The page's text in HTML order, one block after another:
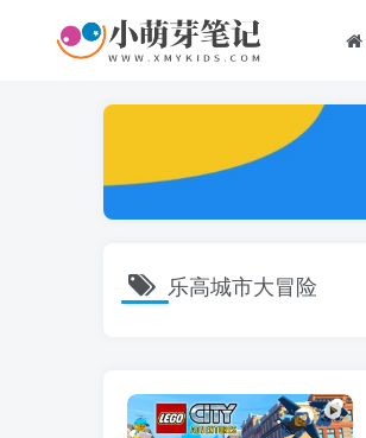
乐高城市大冒险